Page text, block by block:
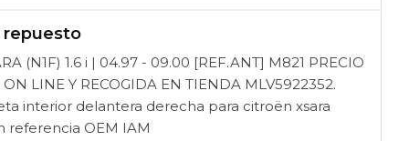
repuesto
(N1F) 1.6 i | 04.97 - 09.00 [REF.ANT] M821 PRECIO
ON LINE Y RECOGIDA EN TIENDA MLV5922352.
interior delantera derecha para citroën xsara
referencia OEM IAM